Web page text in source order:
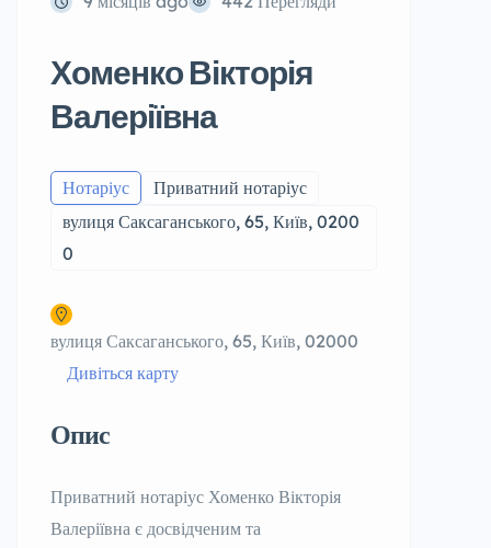
Хоменко Вікторія
Валеріївна
Нотаріус
Приватний нотаріус
вулиця Саксаганського, 65, Київ, 0200
0
вулиця Саксаганського, 65, Київ, 02000
Дивіться карту
Опис
Приватний нотаріус Хоменко Вікторія
Валеріївна є досвідченим та